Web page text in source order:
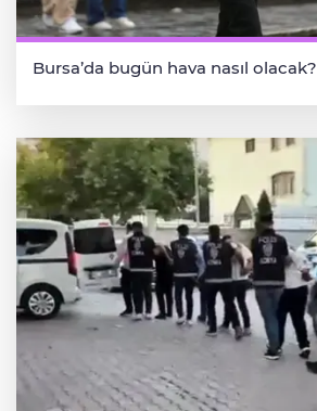
Bursa’da bugün hava nasıl olacak?